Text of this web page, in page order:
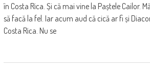
în Costa Rica. Și că mai vine la Paștele Cailor.
să facă la fel. Iar acum aud că cică ar fi și
Costa Rica. Nu se